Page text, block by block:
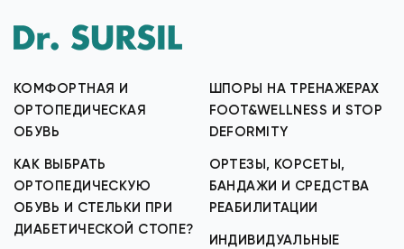
КОМФОРТНАЯ И
ОРТОПЕДИЧЕСКАЯ
ОБУВЬ
КАК ВЫБРАТЬ
ОРТОПЕДИЧЕСКУЮ
ОБУВЬ И СТЕЛЬКИ ПРИ
ДИАБЕТИЧЕСКОЙ СТОПЕ?
ШПОРЫ НА ТРЕНАЖЕРАХ
FOOT&WELLNESS И STOP
DEFORMITY
ОРТЕЗЫ, КОРСЕТЫ,
БАНДАЖИ И СРЕДСТВА
РЕАБИЛИТАЦИИ
ИНДИВИДУАЛЬНЫЕ